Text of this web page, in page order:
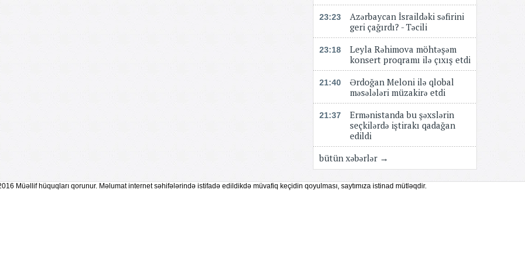
23:23
Azərbaycan İsraildəki səfirini
geri çağırdı? - Təcili
23:18
Leyla Rəhimova möhtəşəm
konsert proqramı ilə çıxış etdi
21:40
Ərdoğan Meloni ilə qlobal
məsələləri müzakirə etdi
21:37
Ermənistanda bu şəxslərin
seçkilərdə iştirakı qadağan
edildi
bütün xəbərlər →
Müəllif hüquqları qorunur. Məlumat internet səhifələrində istifadə edildikdə müvafiq keçidin qoyulması, saytımıza istinad mütləqdir.